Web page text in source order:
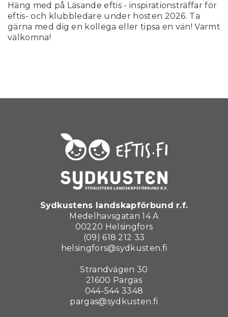
Häng med på Läsande eftis - inspirationsträffar för
eftis- och klubbledare under hösten 2026. Ta
gärna med dig en kollega eller tipsa en vän! Varmt
välkomna!
Sydkustens landskapförbund r.f.
Medelhavsgatan 14 A
00220 Helsingfors
(09) 618 212 33
helsingfors@sydkusten.fi
Strandvägen 30
21600 Pargas
044-544 3348
pargas@sydkusten.fi